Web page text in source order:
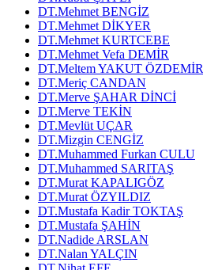
DT.Mehmet BENGİZ
DT.Mehmet DİKYER
DT.Mehmet KURTCEBE
DT.Mehmet Vefa DEMİR
DT.Meltem YAKUT ÖZDEMİR
DT.Meriç CANDAN
DT.Merve ŞAHAR DİNCİ
DT.Merve TEKİN
DT.Mevlüt UÇAR
DT.Mizgin CENGİZ
DT.Muhammed Furkan CULU
DT.Muhammed SARITAŞ
DT.Murat KAPALIGÖZ
DT.Murat ÖZYILDIZ
DT.Mustafa Kadir TOKTAŞ
DT.Mustafa ŞAHİN
DT.Nadide ARSLAN
DT.Nalan YALÇIN